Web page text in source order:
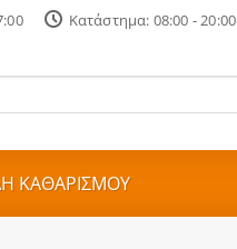
Κατάστημα: 08:00 - 20:00
ΚΑΘΑΡΙΣΜΟΥ